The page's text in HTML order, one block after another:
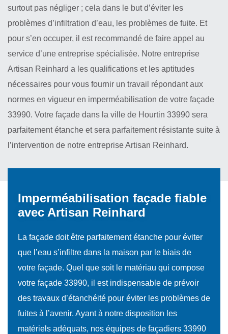
surtout pas négliger ; cela dans le but d’éviter les
problèmes d’infiltration d’eau, les problèmes de fuite. Et
pour s’en occuper, il est recommandé de faire appel au
service d’une entreprise spécialisée. Notre entreprise
Artisan Reinhard a les qualifications et les aptitudes
nécessaires pour vous fournir un travail répondant aux
normes en vigueur en imperméabilisation de votre façade
33990. Votre façade dans la ville de Hourtin 33990 sera
parfaitement étanche et sera parfaitement résistante suite à
l’intervention de notre entreprise Artisan Reinhard.
Imperméabilisation façade fiable
avec Artisan Reinhard
La façade doit être parfaitement étanche pour éviter
que l’eau s’infiltre dans la maison par le biais de
votre façade. Quel que soit le matériau qui compose
votre façade 33990, il est indispensable de prévoir
des travaux d’étanchéité pour éviter les problèmes de
fuites à l’avenir. Ayant à notre disposition les
matériels adéquats, nos équipes de façadiers 33990